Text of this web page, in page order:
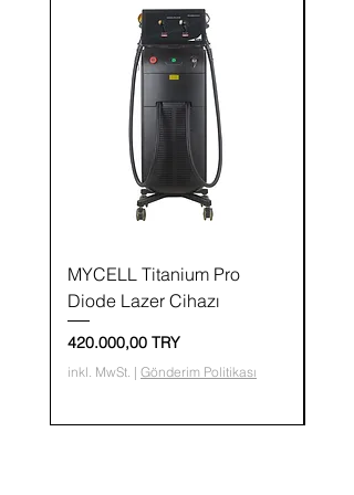
MYCELL Titanium Pro
Diode Lazer Cihazı
Preis
420.000,00 TRY
inkl. MwSt. | Gönderim Politikası